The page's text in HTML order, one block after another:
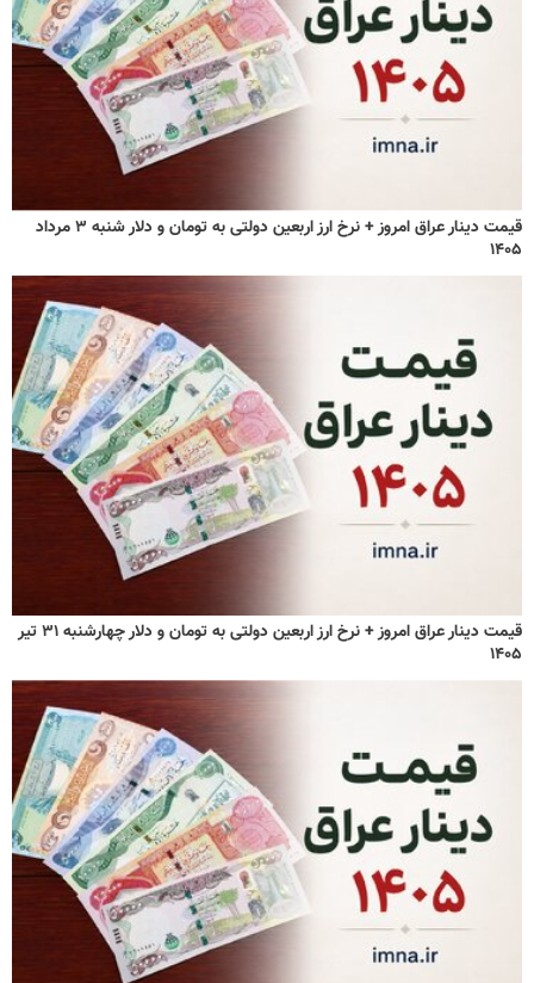
قیمت دینار عراق امروز + نرخ ارز اربعین دولتی به تومان و دلار شنبه ۳ مرداد
۱۴۰۵
قیمت دینار عراق امروز + نرخ ارز اربعین دولتی به تومان و دلار چهارشنبه ۳۱ تیر
۱۴۰۵